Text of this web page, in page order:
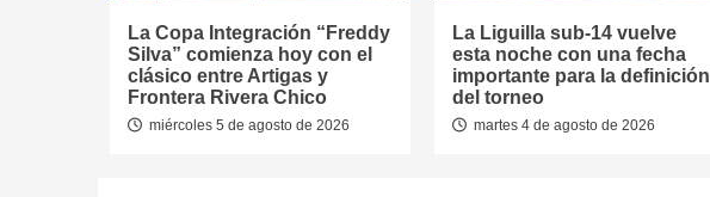
La Copa Integración “Freddy
Silva” comienza hoy con el
clásico entre Artigas y
Frontera Rivera Chico
miércoles 5 de agosto de 2026
La Liguilla sub-14 vuelve
esta noche con una fecha
importante para la definición
del torneo
martes 4 de agosto de 2026